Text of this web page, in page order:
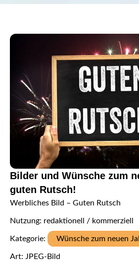
Bilder und Wünsche zum
guten Rutsch!
Werbliches Bild – Guten Rutsch
Nutzung: redaktionell / kommerziell
Kategorie: Wünsche zum neuen
Art: JPEG-Bild